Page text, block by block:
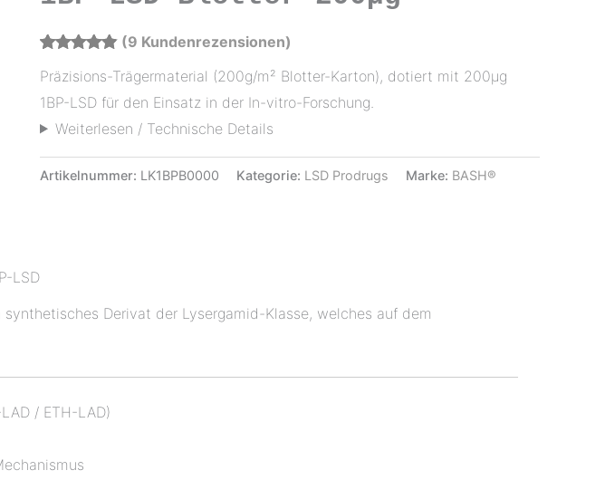
mit4.89von
basierend
auf
Kundenbewertungen
(9 Kundenrezensionen)
Präzisions-Trägermaterial (200g/m² Blotter-Karton), dotiert mit 200µg
1BP-LSD für den Einsatz in der In-vitro-Forschung.
Weiterlesen / Technische Details
Artikelnummer: LK1BPB0000 Kategorie: LSD Prodrugs Marke: BASH®
LSD
Derivat der Lysergamid-Klasse, welches auf dem
/ ETH-LAD)